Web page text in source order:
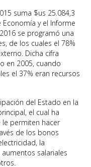
suma $us 25.084,3
y el Informe
se programó una
de los cuales el 78%
Dicha cifra
en 2005, cuando
el 37% eran recursos
del Estado en la
el cual ha
permiten hacer
de los bonos
la
salariales